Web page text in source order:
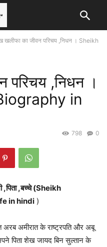
खलीफा का जीवन परिचय ,निधन । Sheikh
परिचय ,निधन ।
in
0
798
,पिता ,बच्चे (Sheikh
in hindi )
अमीरात के राष्ट्रपति और अबू
पिता शेख जायद बिन सुल्तान के